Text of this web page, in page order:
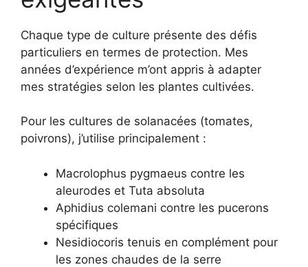
Chaque type de culture présente des défis
particuliers en termes de protection. Mes
années d’expérience m’ont appris à adapter
mes stratégies selon les plantes cultivées.
Pour les cultures de solanacées (tomates,
poivrons), j’utilise principalement :
Macrolophus pygmaeus contre les
aleurodes et Tuta absoluta
Aphidius colemani contre les pucerons
spécifiques
Nesidiocoris tenuis en complément pour
les zones chaudes de la serre